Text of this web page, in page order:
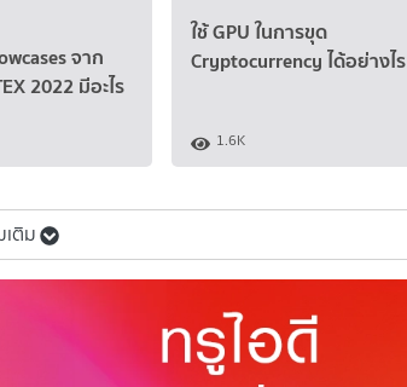
จาก
2022 มีอะไร
ใช้ GPU ในการขุด
Cryptocurrency ได้อย่างไร
1.6K
ติม